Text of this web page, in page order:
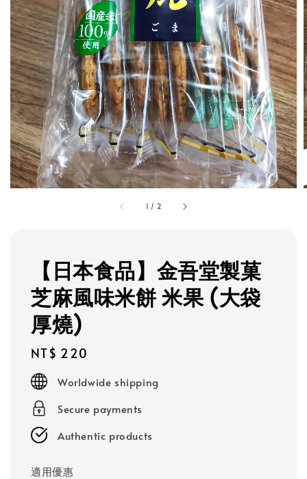
1 / 2
【日本食品】金吾堂製菓
芝麻風味米餅 米果 (大袋
厚燒)
Regular
price
NT$ 220
Worldwide shipping
Secure payments
Authentic products
適用優惠